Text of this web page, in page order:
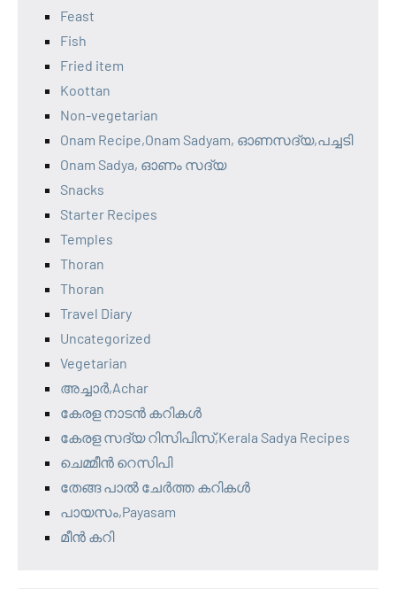
Feast
Fish
Fried item
Koottan
Non-vegetarian
Onam Recipe,Onam Sadyam, ഓണസദ്യ,പച്ചടി
Onam Sadya, ഓണം സദ്യ
Snacks
Starter Recipes
Temples
Thoran
Thoran
Travel Diary
Uncategorized
Vegetarian
അച്ചാർ,Achar
കേരള നാടൻ കറികൾ
കേരള സദ്യ റിസിപിസ്,Kerala Sadya Recipes
ചെമ്മീൻ റെസിപി
തേങ്ങ പാൽ ചേർത്ത കറികൾ
പായസം,Payasam
മീൻ കറി